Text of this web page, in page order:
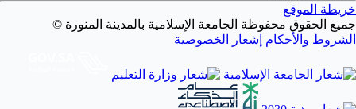
خريطة الموقع
جميع الحقوق محفوظة الجامعة الإسلامية بالمدينة المنورة ©
الشروط والأحكام إشعار الخصوصية